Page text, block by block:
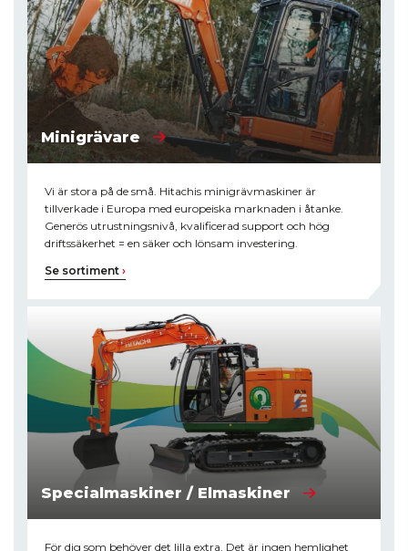
Minigrävare
Vi är stora på de små. Hitachis minigrävmaskiner är
tillverkade i Europa med europeiska marknaden i åtanke.
Generös utrustningsnivå, kvalificerad support och hög
driftssäkerhet = en säker och lönsam investering.
Se sortiment ›
Specialmaskiner / Elmaskiner
För dig som behöver det lilla extra. Det är ingen hemlighet